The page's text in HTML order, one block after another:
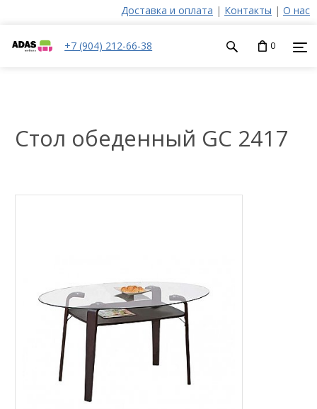
Доставка и оплата | Контакты | О нас
+7 (904) 212-66-38 0
Стол обеденный GC 2417